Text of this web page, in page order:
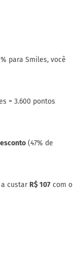
para Smiles, você
= 3.600 pontos
(47% de
a custar R$ 107 com o